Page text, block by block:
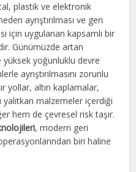
plastik ve elektronik
ayrıştırılması ve geri
için uygulanan kapsamlı bir
Günümüzde artan
yoğunluklu devre
ayrıştırılmasını zorunlu
yollar, altın kaplamalar,
malzemeler içerdiği
hem de çevresel risk taşır.
, modern geri
biri haline